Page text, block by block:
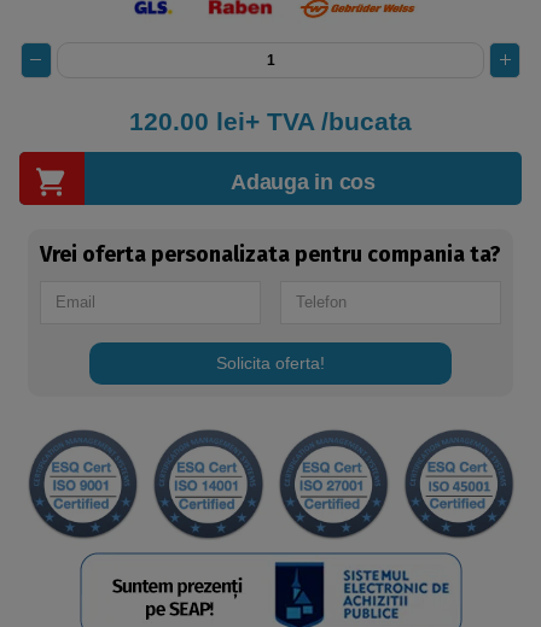
120.00 lei+ TVA /bucata
Adauga in cos
Vrei oferta personalizata pentru compania ta?
Solicita oferta!